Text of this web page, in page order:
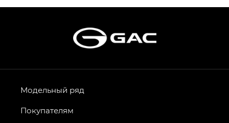
Модельный ряд
Покупателям